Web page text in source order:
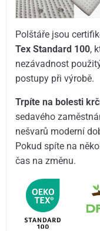
Polštáře jsou
Tex Standard 100,
nezávadnost
postupy při výrobě.
Trpíte na bolesti
sedavého
nešvarů moderní
Pokud spíte na
čas na změnu.